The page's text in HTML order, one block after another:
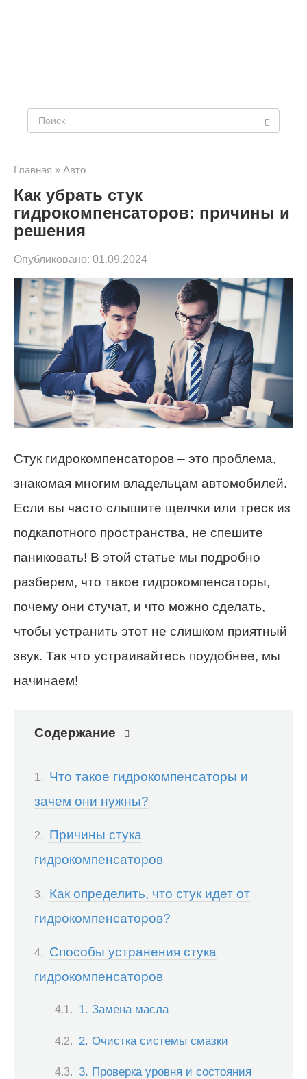
Главная » Авто
Как убрать стук
гидрокомпенсаторов: причины и
решения
Опубликовано: 01.09.2024
Стук гидрокомпенсаторов – это проблема,
знакомая многим владельцам автомобилей.
Если вы часто слышите щелчки или треск из
подкапотного пространства, не спешите
паниковать! В этой статье мы подробно
разберем, что такое гидрокомпенсаторы,
почему они стучат, и что можно сделать,
чтобы устранить этот не слишком приятный
звук. Так что устраивайтесь поудобнее, мы
начинаем!
Содержание
Что такое гидрокомпенсаторы и
зачем они нужны?
Причины стука
гидрокомпенсаторов
Как определить, что стук идет от
гидрокомпенсаторов?
Способы устранения стука
гидрокомпенсаторов
1. Замена масла
2. Очистка системы смазки
3. Проверка уровня и состояния